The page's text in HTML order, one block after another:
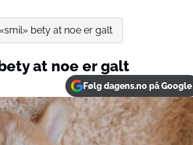
bety at noe er galt
at noe er galt
Følg dagens.no på Google